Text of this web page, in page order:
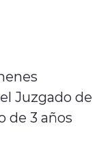
Juzgado de
de 3 años